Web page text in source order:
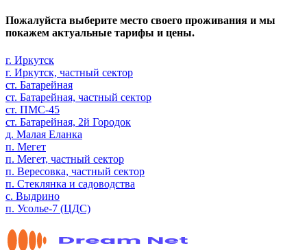
Пожалуйста выберите место своего проживания и мы
покажем актуальные тарифы и цены.
г. Иркутск
г. Иркутск, частный сектор
ст. Батарейная
ст. Батарейная, частный сектор
ст. ПМС-45
ст. Батарейная, 2й Городок
д. Малая Еланка
п. Мегет
п. Мегет, частный сектор
п. Вересовка, частный сектор
п. Стеклянка и садоводства
с. Выдрино
п. Усолье-7 (ЦДС)